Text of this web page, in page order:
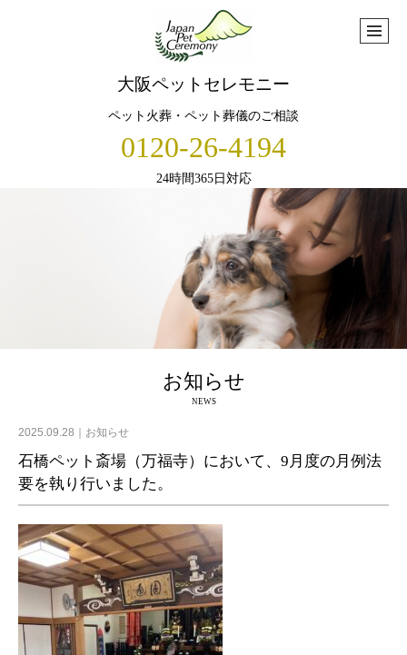
大阪ペットセレモニー
ペット火葬・ペット葬儀のご相談
0120-26-4194
24時間365日対応
お知らせ
NEWS
2025.09.28 お知らせ
石橋ペット斎場（万福寺）において、9月度の月例法
要を執り行いました。